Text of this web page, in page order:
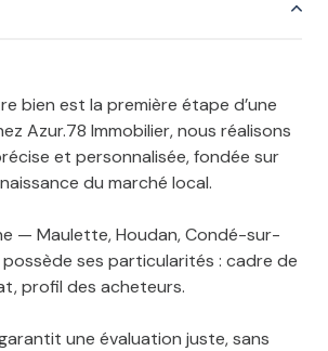
bien est la première étape d’une
Azur.78 Immobilier, nous réalisons
et personnalisée, fondée sur
du marché local.
— Maulette, Houdan, Condé-sur-
ses particularités : cadre de
profil des acheteurs.
une évaluation juste, sans